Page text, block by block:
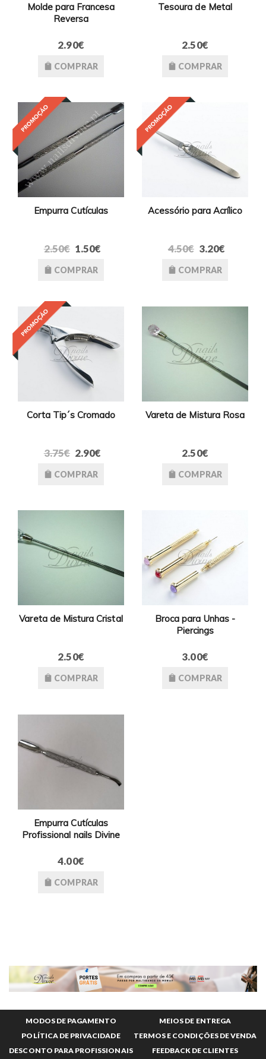
Molde para Francesa
Reversa
2.90€
COMPRAR
Tesoura de Metal
2.50€
COMPRAR
Empurra Cutículas
2.50€ 1.50€
COMPRAR
Acessório para Acrílico
4.50€ 3.20€
COMPRAR
Corta Tip´s Cromado
3.75€ 2.90€
COMPRAR
Vareta de Mistura Rosa
2.50€
COMPRAR
Vareta de Mistura Cristal
2.50€
COMPRAR
Broca para Unhas -
Piercings
3.00€
COMPRAR
Empurra Cutículas
Profissional nails Divine
4.00€
COMPRAR
MODOS DE PAGAMENTO
MEIOS DE ENTREGA
POLÍTICA DE PRIVACIDADE
TERMOS E CONDIÇÕES DE VENDA
DESCONTO PARA PROFISSIONAIS
FEEDBACK DE CLIENTES